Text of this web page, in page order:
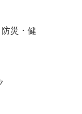
災・健